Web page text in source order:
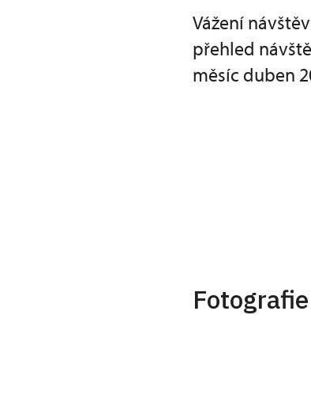
Vážení
přehled
měsíc duben